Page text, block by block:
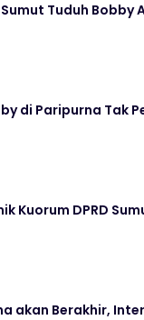
Tuduh Bobby
di Paripurna Tak
Kuorum DPRD
akan Berakhir,